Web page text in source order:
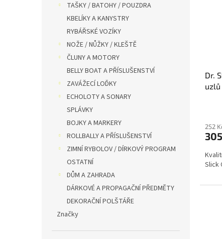
TAŠKY / BATOHY / POUZDRA
KBELÍKY A KANYSTRY
RYBÁŘSKÉ VOZÍKY
NOŽE / NŮŽKY / KLEŠTĚ
ČLUNY A MOTORY
BELLY BOAT A PŘÍSLUŠENSTVÍ
ZAVÁŽECÍ LOĎKY
ECHOLOTY A SONARY
SPLÁVKY
BOJKY A MARKERY
ROLLBALLY A PŘÍSLUŠENSTVÍ
ZIMNÍ RYBOLOV / DÍRKOVÝ PROGRAM
OSTATNÍ
DŮM A ZAHRADA
DÁRKOVÉ A PROPAGAČNÍ PŘEDMĚTY
DEKORAČNÍ POLŠTÁŘE
Značky
Dr.
uzlů
252
Slick